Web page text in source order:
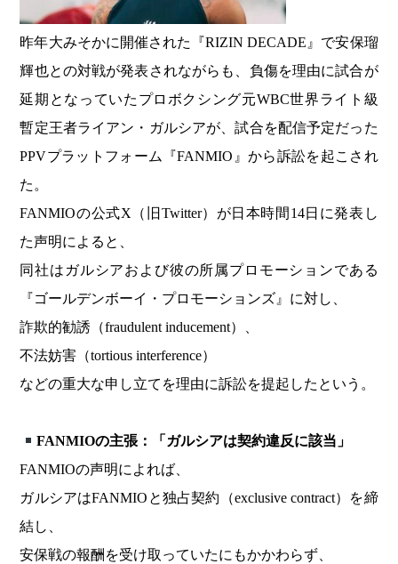
昨年大みそかに開催された『RIZIN DECADE』で安保瑠
輝也との対戦が発表されながらも、負傷を理由に試合が
延期となっていたプロボクシング元WBC世界ライト級
暫定王者ライアン・ガルシアが、試合を配信予定だった
PPVプラットフォーム『FANMIO』から訴訟を起こされ
た。
FANMIOの公式X（旧Twitter）が日本時間14日に発表し
た声明によると、
同社はガルシアおよび彼の所属プロモーションである
『ゴールデンボーイ・プロモーションズ』に対し、
詐欺的勧誘（fraudulent inducement）、
不法妨害（tortious interference）
などの重大な申し立てを理由に訴訟を提起したという。
FANMIOの主張：「ガルシアは契約違反に該当」
FANMIOの声明によれば、
ガルシアはFANMIOと独占契約（exclusive contract）を締
結し、
安保戦の報酬を受け取っていたにもかかわらず、